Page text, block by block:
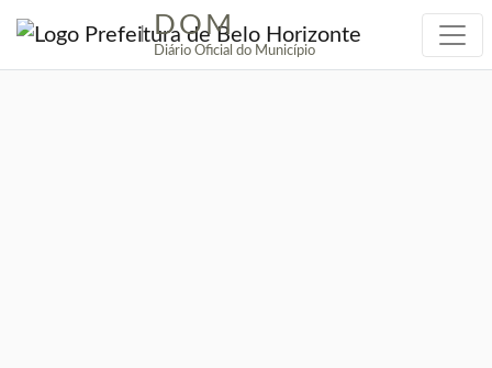
| DOM
Diário Oficial do Município